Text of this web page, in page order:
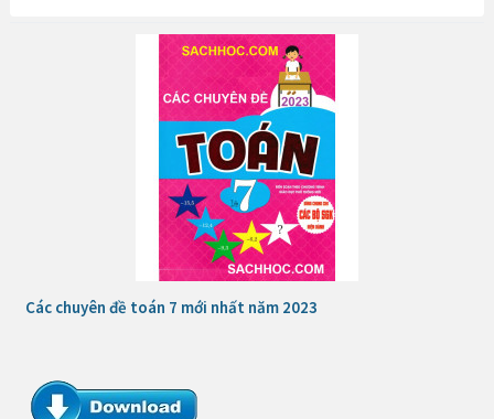
Các chuyên đề toán 7 mới nhất năm 2023